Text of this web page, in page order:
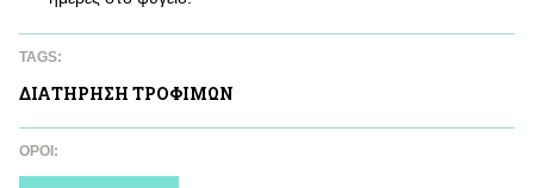
TAGS:
ΔΙΑΤΗΡΗΣΗ ΤΡΟΦΙΜΩΝ
ΌΡΟΙ: